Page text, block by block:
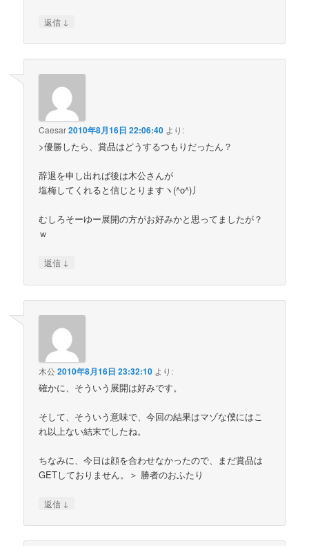
返信 ↓
Caesar2010年8月16日 22:06:40 より:
>優勝したら、賞品はどうするつもりだったん？
辞退を申し出れば後は木公さんが
塩梅してくれると信じとりますヽ(^o^)丿
むしろそーゆー展開の方がお好みかと思ってましたが？
ｗ
返信 ↓
木公2010年8月16日 23:32:10 より:
確かに、そういう展開は好みです。
そして、そういう意味で、今回の結果はマゾな僕にはこ
れ以上ない結末でしたね。
ちなみに、今日は顔を合わせなかったので、まだ賞品は
GETしておりません。＞ 勝者のおふたり
返信 ↓